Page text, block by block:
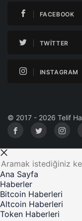
FACEBOOK
TWITTER
INSTAGRAM
© 2017 - 2026 Telif
Ana Sayfa
Haberler
Bitcoin Haberleri
Altcoin Haberleri
Token Haberleri